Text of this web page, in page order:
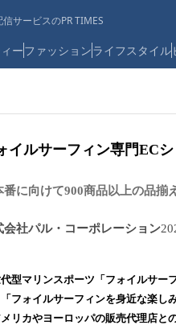
サービスのPR TIMES
ーファッションライフスタイル
イルサーフィン専門EC
番に向けて900商品以上の品揃
会社パル・コーポレーション
型マリンスポーツ「フォイルサー
フォイルサーフィンを身近な楽し
リカやヨーロッパの販売代理店と